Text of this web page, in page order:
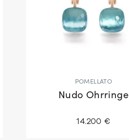
POMELLATO
Nudo Ohrringe
14.200 €